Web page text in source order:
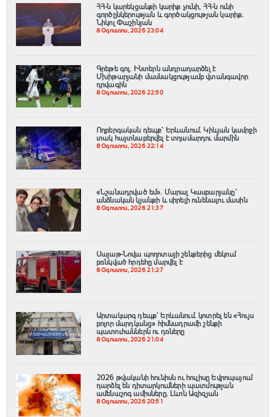
ՀՀ-ն կարեկցանքի կարիք չունի, ՀՀ-ն ունի
գործընկերության և գործակցության կարիք․
Նիկոլ Փաշինյան
8 Օգոստոս, 2026 23:04
Գրեթե գոլ. Ինտերն անդրադարձել է
Մխիթարյանի մասնակցությամբ վտանգավոր
դրվագին
8 Օգոստոս, 2026 22:50
Ողբերգական դեպք՝ Երևանում․ Կիևյան կամրջի
տակ հայտնաբերվել է տղամարդու մարմին
8 Օգոստոս, 2026 22:14
«Նշանադրված եմ». Մարալ Կասբարյանը՝
անձնական կյանքի և սիրելի ունենալու մասին
8 Օգոստոս, 2026 21:37
Սայաթ-Նովա պողոտայի շենքերից մեկում
բռնկված հրդեհը մարվել է
8 Օգոստոս, 2026 21:27
Արտակարգ դեպք՝ Երևանում․ կոտրել են «Հույս
բոլոր մարդկանց» հիմնադրամի շենքի
պատուհաններն ու դռները
8 Օգոստոս, 2026 21:04
2026 թվականի հունիսն ու հուլիսը Եվրոպայում
դարձել են դիտարկումների պատմության
ամենաշոգ ամիսները․ Լևոն Ազիզյան
8 Օգոստոս, 2026 20:51